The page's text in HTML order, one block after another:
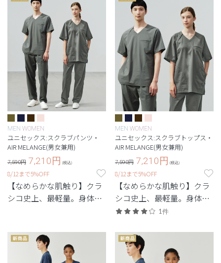
MEN WOMEN
ユニセックス:スクラブパンツ・
AIR MELANGE(男女兼用)
7,590円 7,210円 (税込)
8/12まで5%OFF
【なめらかな肌触り】クラ
シコ史上、最軽量。身体の
MEN WOMEN
ユニセックス:スクラブトップス・
AIR MELANGE(男女兼用)
7,590円 7,210円 (税込)
8/12まで5%OFF
【なめらかな肌触り】クラ
シコ史上、最軽量。身体の
スムーズな動作をサポー
1件